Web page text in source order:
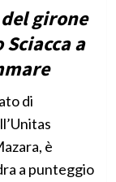
girone
a
di
è
a punteggio